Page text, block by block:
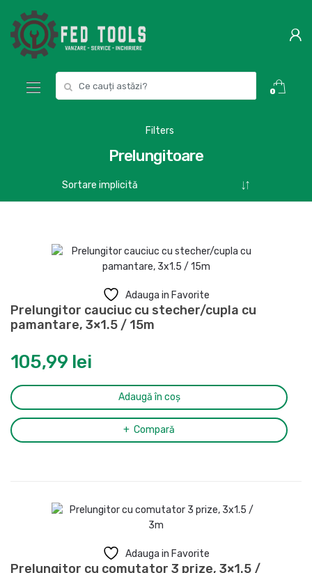
navigation
content
for:
0
Filters
Prelungitoare
Adauga in Favorite
Prelungitor cauciuc cu stecher/cupla cu
pamantare, 3×1.5 / 15m
105,99 lei
Adaugă în coș
Compară
Adauga in Favorite
Prelungitor cu comutator 3 prize, 3×1.5 /